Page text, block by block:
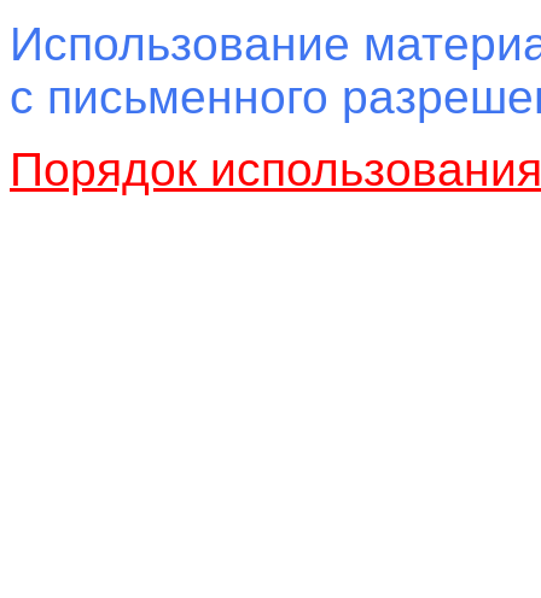
Использование
с письменного
Порядок